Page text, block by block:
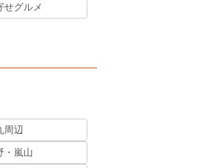
せグルメ
周辺
・嵐山